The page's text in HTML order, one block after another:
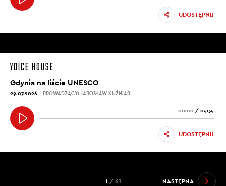
UDOSTĘPNIJ
Gdynia na liście UNESCO
29.07.2026 PROWADZĄCY: JAROSŁAW KUŹNIAR
00:00 / 04:34
UDOSTĘPNIJ
NASTĘPNA
1 / 61